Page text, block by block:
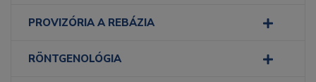
PROVIZÓRIA A REBÁZIA
RÖNTGENOLÓGIA